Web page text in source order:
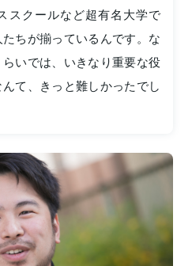
スクールなど超有名大学で
ちが揃っているんです。な
いでは、いきなり重要な役
て、きっと難しかったでし